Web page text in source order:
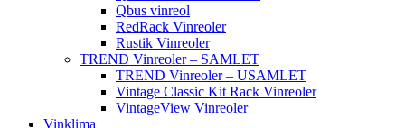
Qbus vinreol
RedRack Vinreoler
Rustik Vinreoler
TREND Vinreoler – SAMLET
TREND Vinreoler – USAMLET
Vintage Classic Kit Rack Vinreoler
VintageView Vinreoler
Vinklima